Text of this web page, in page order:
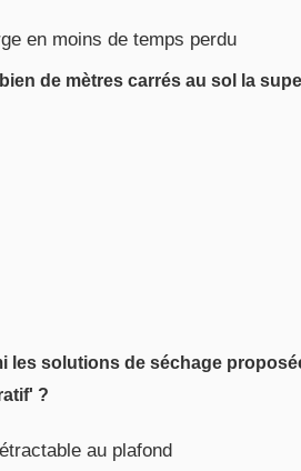
en moins de temps perdu
de mètres carrés au sol la
les solutions de séchage
?
au plafond